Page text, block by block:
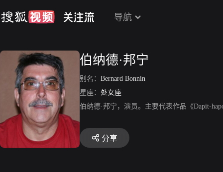
导航
伯纳德·邦宁
别名： Bernard Bonnin
星座： 处女座
伯纳德·邦宁，演员。主要代表作品《Dapit-
分享